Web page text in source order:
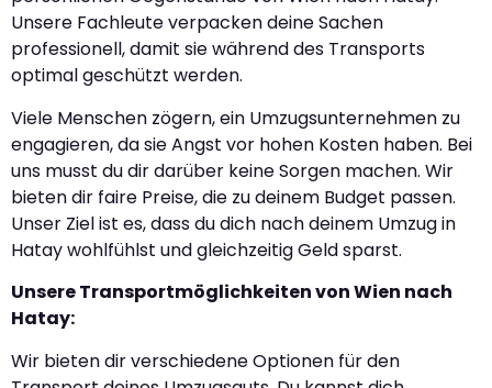
Unsere Fachleute verpacken deine Sachen
professionell, damit sie während des Transports
optimal geschützt werden.
Viele Menschen zögern, ein Umzugsunternehmen zu
engagieren, da sie Angst vor hohen Kosten haben. Bei
uns musst du dir darüber keine Sorgen machen. Wir
bieten dir faire Preise, die zu deinem Budget passen.
Unser Ziel ist es, dass du dich nach deinem Umzug in
Hatay wohlfühlst und gleichzeitig Geld sparst.
Unsere Transportmöglichkeiten von Wien nach
Hatay:
Wir bieten dir verschiedene Optionen für den